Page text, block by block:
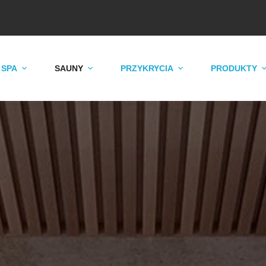
SAUNY PRZYKRYCIA PRODUKTY